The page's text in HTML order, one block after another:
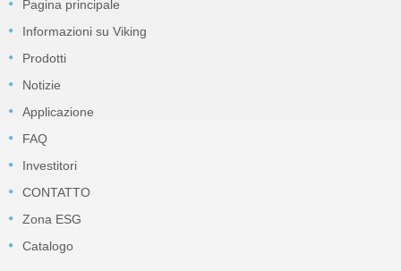
Pagina principale
Informazioni su Viking
Prodotti
Notizie
Applicazione
FAQ
Investitori
CONTATTO
Zona ESG
Catalogo